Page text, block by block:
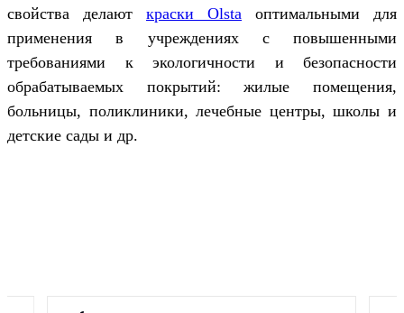
свойства делают краски Olsta оптимальными для
применения в учреждениях с повышенными
требованиями к экологичности и безопасности
обрабатываемых покрытий: жилые помещения,
больницы, поликлиники, лечебные центры, школы и
детские сады и др.